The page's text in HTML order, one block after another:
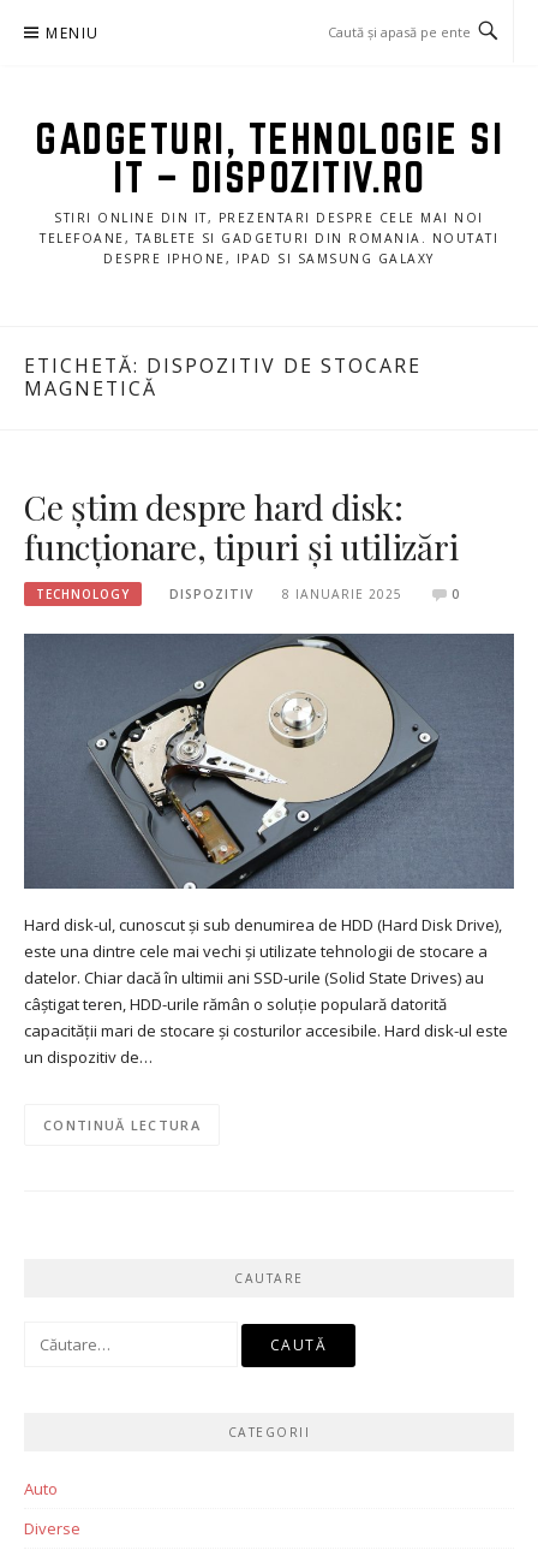
MENIU
GADGETURI, TEHNOLOGIE SI
IT – DISPOZITIV.RO
STIRI ONLINE DIN IT, PREZENTARI DESPRE CELE MAI NOI
TELEFOANE, TABLETE SI GADGETURI DIN ROMANIA. NOUTATI
DESPRE IPHONE, IPAD SI SAMSUNG GALAXY
ETICHETĂ: DISPOZITIV DE STOCARE
MAGNETICĂ
Ce știm despre hard disk:
funcționare, tipuri și utilizări
TECHNOLOGY DISPOZITIV 8 IANUARIE 2025 0
Hard disk-ul, cunoscut și sub denumirea de HDD (Hard Disk Drive),
este una dintre cele mai vechi și utilizate tehnologii de stocare a
datelor. Chiar dacă în ultimii ani SSD-urile (Solid State Drives) au
câștigat teren, HDD-urile rămân o soluție populară datorită
capacității mari de stocare și costurilor accesibile. Hard disk-ul este
un dispozitiv de…
CONTINUĂ LECTURA
CAUTARE
Caută
CATEGORII
Auto
Diverse